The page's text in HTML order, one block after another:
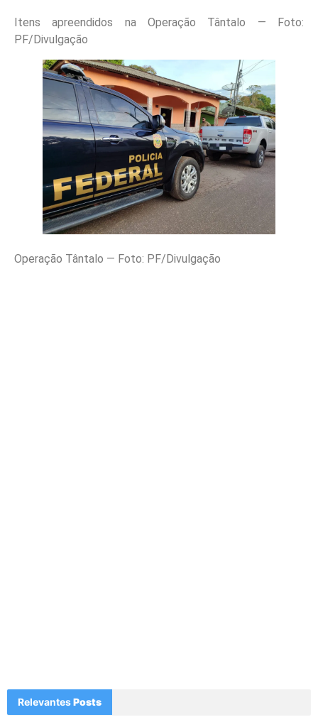
Itens apreendidos na Operação Tântalo — Foto:
PF/Divulgação
Operação Tântalo — Foto: PF/Divulgação
RelevantesPosts